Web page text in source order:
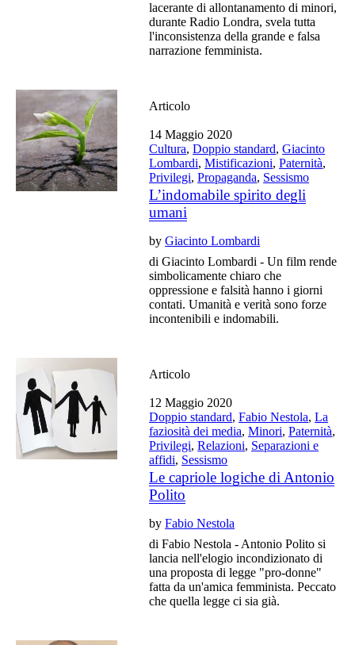
lacerante di allontanamento di minori,
durante Radio Londra, svela tutta
l'inconsistenza della grande e falsa
narrazione femminista.
Articolo
14 Maggio 2020
Cultura,Doppio standard,Giacinto
Lombardi,Mistificazioni,Paternità,
Privilegi,Propaganda, Sessismo
L’indomabile spirito degli
umani
byGiacinto Lombardi
di Giacinto Lombardi - Un film rende
simbolicamente chiaro che
oppressione e falsità hanno i giorni
contati. Umanità e verità sono forze
incontenibili e indomabili.
Articolo
12 Maggio 2020
Doppio standard,Fabio Nestola,La
faziosità dei media,Minori,Paternità,
Privilegi,Relazioni, Separazioni e
affidi, Sessismo
Le capriole logiche di Antonio
Polito
byFabio Nestola
di Fabio Nestola - Antonio Polito si
lancia nell'elogio incondizionato di
una proposta di legge "pro-donne"
fatta da un'amica femminista. Peccato
che quella legge ci sia già.